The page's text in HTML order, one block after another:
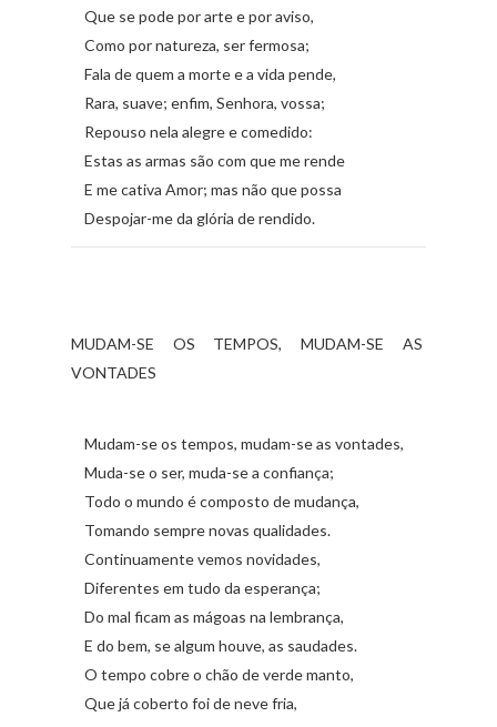
Que se pode por arte e por aviso,
Como por natureza, ser fermosa;
Fala de quem a morte e a vida pende,
Rara, suave; enfim, Senhora, vossa;
Repouso nela alegre e comedido:
Estas as armas são com que me rende
E me cativa Amor; mas não que possa
Despojar-me da glória de rendido.
MUDAM-SE OS TEMPOS, MUDAM-SE AS
VONTADES
Mudam-se os tempos, mudam-se as vontades,
Muda-se o ser, muda-se a confiança;
Todo o mundo é composto de mudança,
Tomando sempre novas qualidades.
Continuamente vemos novidades,
Diferentes em tudo da esperança;
Do mal ficam as mágoas na lembrança,
E do bem, se algum houve, as saudades.
O tempo cobre o chão de verde manto,
Que já coberto foi de neve fria,